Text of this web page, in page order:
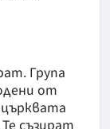
Група
от